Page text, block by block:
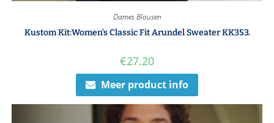
Dames Blousen
Kustom Kit:Women’s Classic Fit Arundel Sweater KK353.
€27.20
Meer product info